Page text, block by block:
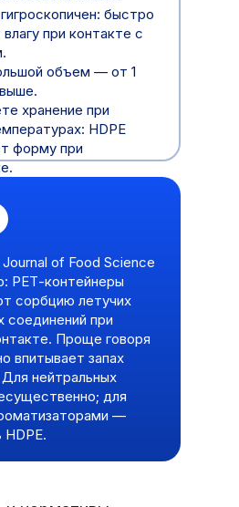
of Food Science
РЕТ-контейнеры
сорбцию летучих
соединений при
Проще говоря
впитывает запах
нейтральных
для
—
быстро
при контакте с
объем — от 1
хранение при
HDPE
форму при